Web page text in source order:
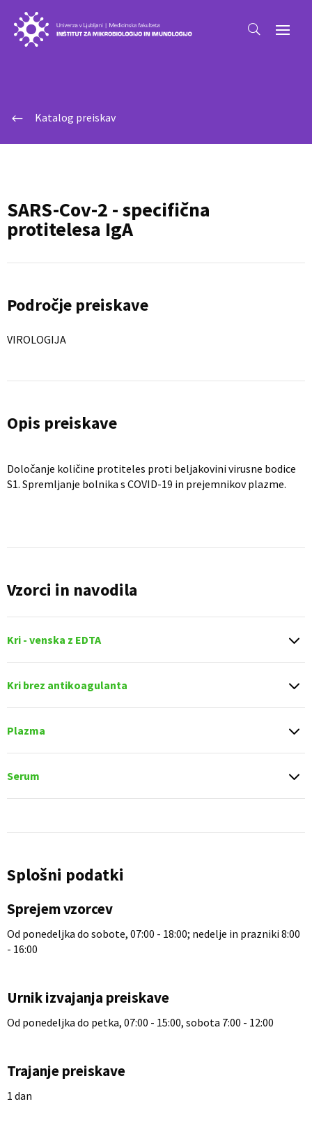
# Katalog preiskav
SARS-Cov-2 - specifična
protitelesa IgA
Področje preiskave
VIROLOGIJA
Opis preiskave
Določanje količine protiteles proti beljakovini virusne bodice
S1. Spremljanje bolnika s COVID-19 in prejemnikov plazme.
Vzorci in navodila
Kri - venska z EDTA
Kri brez antikoagulanta
Plazma
Serum
Splošni podatki
Sprejem vzorcev
Od ponedeljka do sobote, 07:00 - 18:00; nedelje in prazniki 8:00
- 16:00
Urnik izvajanja preiskave
Od ponedeljka do petka, 07:00 - 15:00, sobota 7:00 - 12:00
Trajanje preiskave
1 dan